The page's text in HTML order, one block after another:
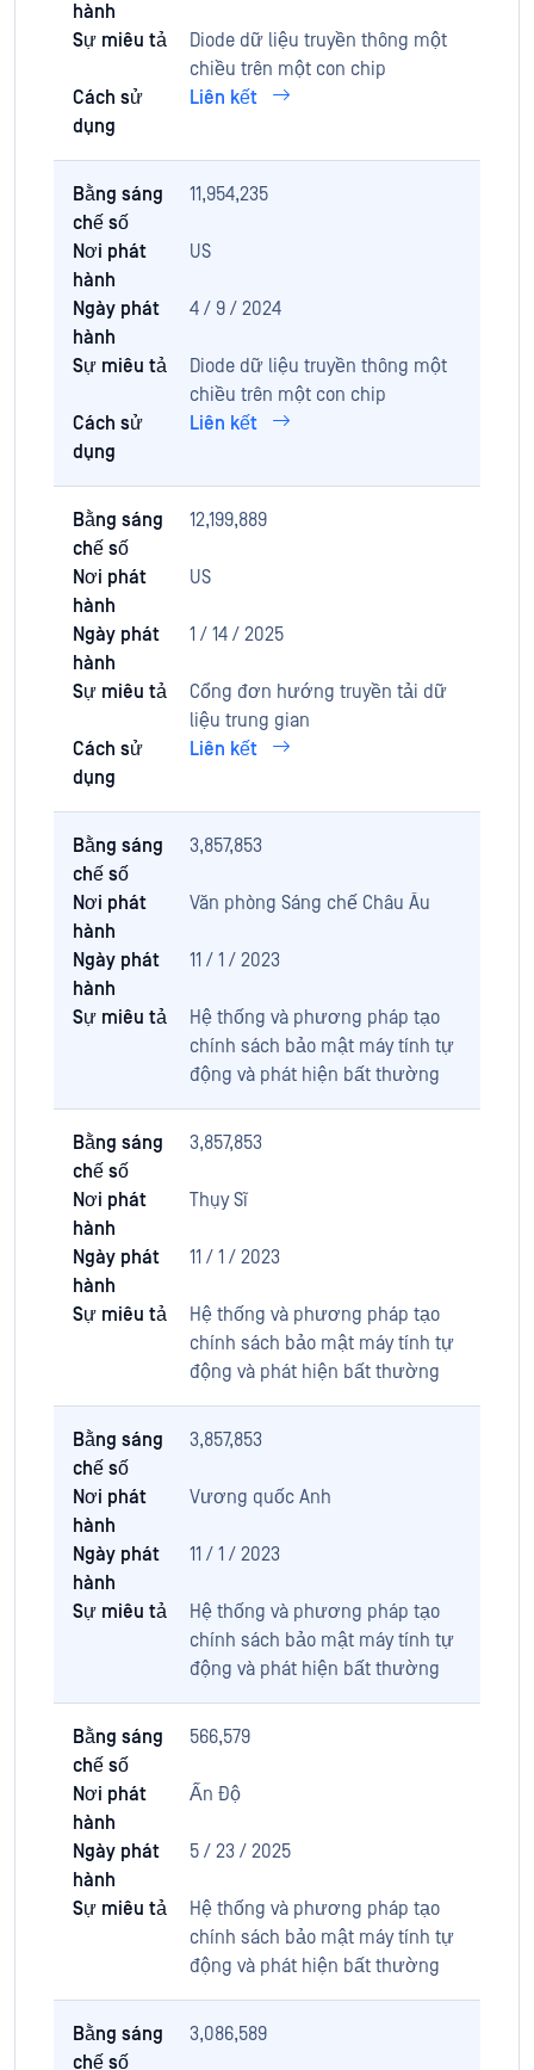
hành
Sự miêu tả
Diode dữ liệu truyền thông một
chiều trên một con chip
Cách sử
dụng
Liên kết
Bằng sáng
chế số
11,954,235
Nơi phát
hành
US
Ngày phát
hành
4 / 9 / 2024
Sự miêu tả
Diode dữ liệu truyền thông một
chiều trên một con chip
Cách sử
dụng
Liên kết
Bằng sáng
chế số
12,199,889
Nơi phát
hành
US
Ngày phát
hành
1 / 14 / 2025
Sự miêu tả
Cổng đơn hướng truyền tải dữ
liệu trung gian
Cách sử
dụng
Liên kết
Bằng sáng
chế số
3,857,853
Nơi phát
hành
Văn phòng Sáng chế Châu Âu
Ngày phát
hành
11 / 1 / 2023
Sự miêu tả
Hệ thống và phương pháp tạo
chính sách bảo mật máy tính tự
động và phát hiện bất thường
Bằng sáng
chế số
3,857,853
Nơi phát
hành
Thụy Sĩ
Ngày phát
hành
11 / 1 / 2023
Sự miêu tả
Hệ thống và phương pháp tạo
chính sách bảo mật máy tính tự
động và phát hiện bất thường
Bằng sáng
chế số
3,857,853
Nơi phát
hành
Vương quốc Anh
Ngày phát
hành
11 / 1 / 2023
Sự miêu tả
Hệ thống và phương pháp tạo
chính sách bảo mật máy tính tự
động và phát hiện bất thường
Bằng sáng
chế số
566,579
Nơi phát
hành
Ấn Độ
Ngày phát
hành
5 / 23 / 2025
Sự miêu tả
Hệ thống và phương pháp tạo
chính sách bảo mật máy tính tự
động và phát hiện bất thường
Bằng sáng
chế số
3,086,589